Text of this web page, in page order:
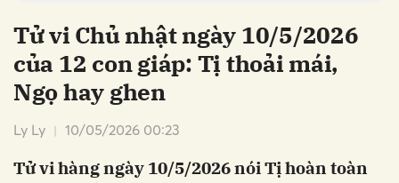
Tử vi Chủ nhật ngày 10/5/2026
của 12 con giáp: Tị thoải mái,
Ngọ hay ghen
Ly Ly 10/05/2026 00:23
Tử vi hàng ngày 10/5/2026 nói Tị hoàn toàn
Hủy Gửi